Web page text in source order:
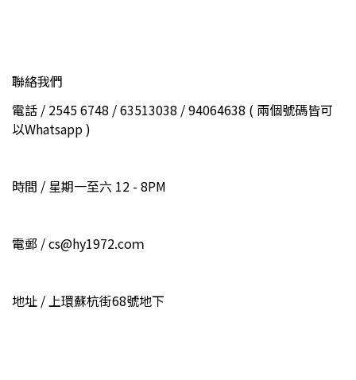
聯絡我們
電話 / 2545 6748 / 63513038 / 94064638 ( 兩個號碼皆可
以Whatsapp )
時間 / 星期一至六 12 - 8PM
電郵 / cs@hy1972.coｍ
地址 / 上環蘇杭街68號地下